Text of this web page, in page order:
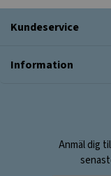
Kundeservice
Information
Anmäl dig